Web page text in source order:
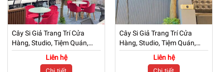
Cây Si Giả Trang Trí Cửa
Hàng, Studio, Tiệm Quán,
Văn Phòng, Nhà Cửa – Cao
2m5 – Mã: PN-CG0248
Liên hệ
Cây Si Giả Trang Trí Cửa
Hàng, Studio, Tiệm Quán,
Văn Phòng, Nhà Cửa – Cao
4m – Mã: PN-CG0247
Liên hệ